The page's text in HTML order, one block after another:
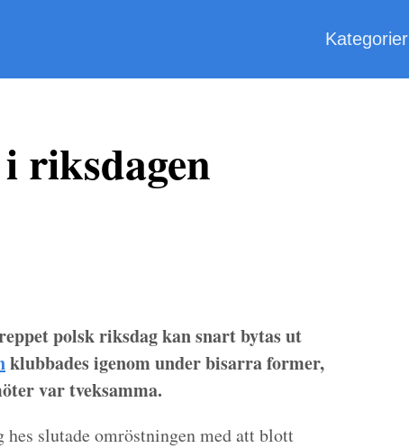
Kategorier
riksdagen
polsk riksdag kan snart bytas ut
klubbades igenom under bisarra former,
var tveksamma.
slutade omröstningen med att blott